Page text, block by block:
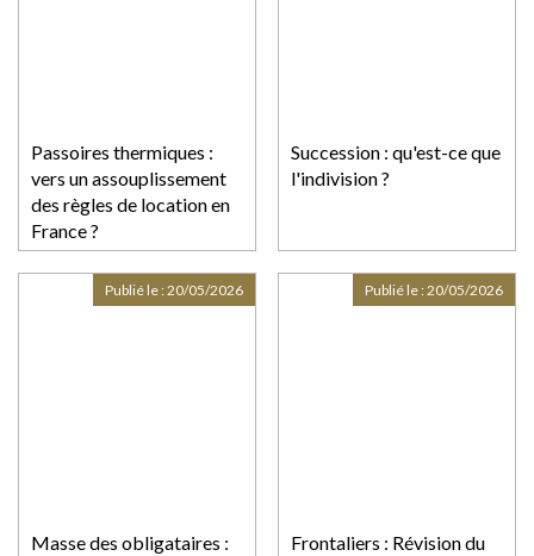
Passoires thermiques :
vers un assouplissement
des règles de location en
France ?
Succession : qu'est-ce que
l'indivision ?
Masse des obligataires :
Publié le :20/05/2026
Frontaliers : Révision du
Publié le :20/05/2026